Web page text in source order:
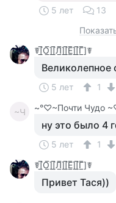
5 лет 13
☤[̲̅О̲̅][̲̅Л̲̅][̲̅Е̲̅][̲̅Г̲̅]☤
5 лет 1
~Ч ~°♡~Почти Чудо
ну это было 4
5 лет
1
☤[̲̅О̲̅][̲̅Л̲̅][̲̅Е̲̅][̲̅Г̲̅]☤
Привет Тася))